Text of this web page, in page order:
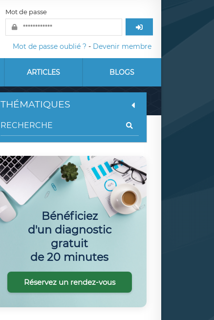
Mot de passe
Mot de passe oublié ? - Devenir membre
ARTICLES BLOGS
THÉMATIQUES
Bénéficiez
d'un diagnostic
gratuit
de 20 minutes
Réservez un rendez-vous